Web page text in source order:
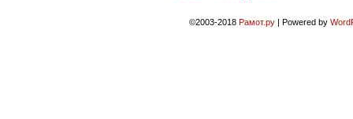
©2003-2018 Рамот.ру | Powered by